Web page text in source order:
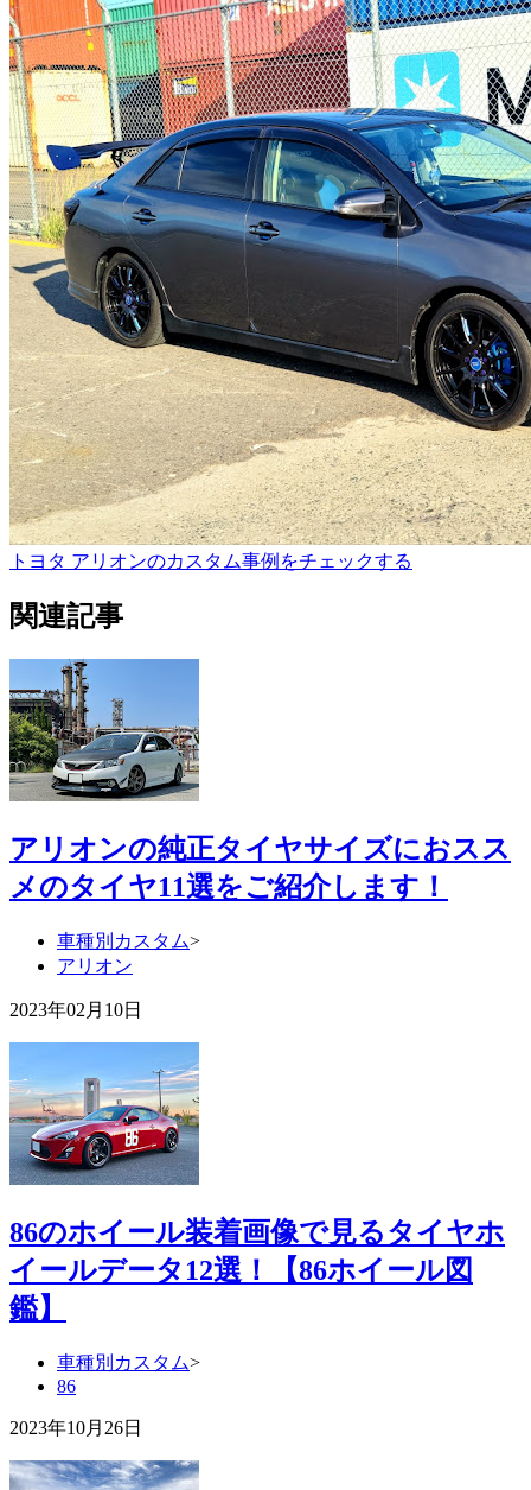
トヨタ アリオンのカスタム事例をチェックする
関連記事
アリオンの純正タイヤサイズにおスス
メのタイヤ11選をご紹介します！
車種別カスタム>
アリオン
2023年02月10日
86のホイール装着画像で見るタイヤホ
イールデータ12選！【86ホイール図
鑑】
車種別カスタム>
86
2023年10月26日